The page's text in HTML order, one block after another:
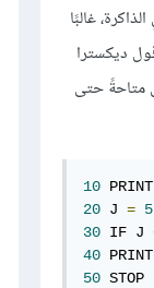
غالبًا
ديكسترا
متاحةً حتى
10 PRINT
20 J = 5
30 IF J
40 PRINT
50 STOP